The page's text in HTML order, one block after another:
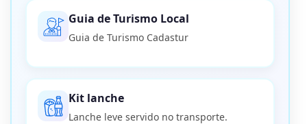
Guia de Turismo Local
Guia de Turismo Cadastur
Kit lanche
Lanche leve servido no transporte.